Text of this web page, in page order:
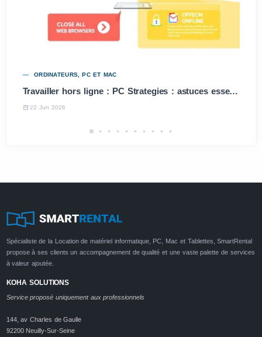
ORDINATEURS, PC ET MAC
Travailler hors ligne : PC Strategies : astuces essentielles
22 Jun 2026
Spécialiste de la Location de matériel informatique, PC, Mac et Tablettes, SmartRental
propose à ses clients un accompagnement de qualité et une vaste palette de services
à valeur ajoutée.
KOHA SOLUTIONS
Service proposé uniquement aux professionnels
144, av Charles de Gaulle
92200 Neuilly-Sur-Seine